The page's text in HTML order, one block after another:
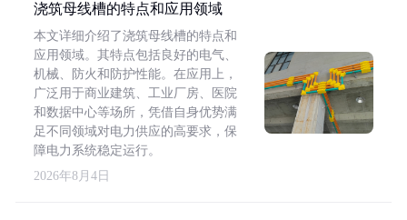
浇筑母线槽的特点和应用领域
本文详细介绍了浇筑母线槽的特点和
应用领域。其特点包括良好的电气、
机械、防火和防护性能。在应用上，
广泛用于商业建筑、工业厂房、医院
和数据中心等场所，凭借自身优势满
足不同领域对电力供应的高要求，保
障电力系统稳定运行。
2026年8月4日